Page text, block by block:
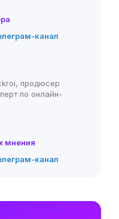
канал
продюсер
по онлайн-
мнения
канал